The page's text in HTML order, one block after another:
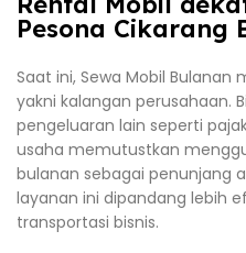
Pesona Cikarang
Saat ini, Sewa Mobil
yakni kalangan perusahaan.
pengeluaran lain seperti
usaha memutustkan
bulanan sebagai penunjang
layanan ini dipandang lebih
transportasi bisnis.